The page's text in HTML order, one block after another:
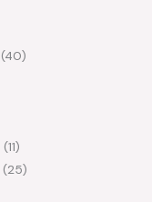
40
11
25